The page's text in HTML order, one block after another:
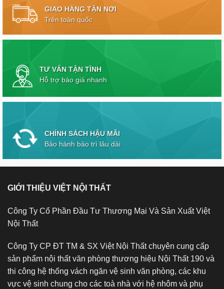
GIAO HÀNG TẬN NƠI
Trên toàn quốc
TƯ VẤN TẬN TÌNH
Hỗ trợ báo giá nhanh
CHÍNH SÁCH HẬU MÃI
Bảo hành bảo trì lâu dài
GIỚI THIỆU VIỆT NỘI THẤT
Công Ty Cổ Phần Đầu Tư Thương Mại Và Sản Xuất Việt
Nội Thất
Công Ty CP ĐT TM & SX Việt Nội Thất chuyên cung cấp
sản phẩm nội thất văn phòng thương hiệu Nội Thất 190 và
thi công hệ thống vách ngăn vệ sinh văn phòng, các khu
vực vệ sinh chung cho các toà nhà với hệ nhôm và phụ